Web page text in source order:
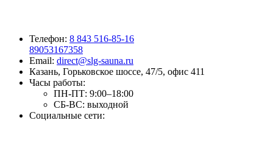
Телефон: 8 843 516-85-16
89053167358
Email: direct@slg-sauna.ru
Казань, Горьковское шоссе, 47/5, офис 411
Часы работы:
ПН-ПТ: 9:00–18:00
СБ-ВС: выходной
Социальные сети: